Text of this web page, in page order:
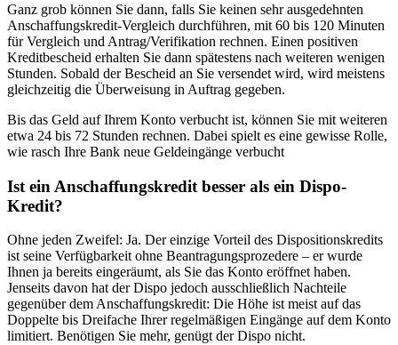
Ganz grob können Sie dann, falls Sie keinen sehr ausgedehnten
Anschaffungskredit-Vergleich durchführen, mit 60 bis 120 Minuten
für Vergleich und Antrag/Verifikation rechnen. Einen positiven
Kreditbescheid erhalten Sie dann spätestens nach weiteren wenigen
Stunden. Sobald der Bescheid an Sie versendet wird, wird meistens
gleichzeitig die Überweisung in Auftrag gegeben.
Bis das Geld auf Ihrem Konto verbucht ist, können Sie mit weiteren
etwa 24 bis 72 Stunden rechnen. Dabei spielt es eine gewisse Rolle,
wie rasch Ihre Bank neue Geldeingänge verbucht
Ist ein Anschaffungskredit besser als ein Dispo-
Kredit?
Ohne jeden Zweifel: Ja. Der einzige Vorteil des Dispositionskredits
ist seine Verfügbarkeit ohne Beantragungsprozedere – er wurde
Ihnen ja bereits eingeräumt, als Sie das Konto eröffnet haben.
Jenseits davon hat der Dispo jedoch ausschließlich Nachteile
gegenüber dem Anschaffungskredit: Die Höhe ist meist auf das
Doppelte bis Dreifache Ihrer regelmäßigen Eingänge auf dem Konto
limitiert. Benötigen Sie mehr, genügt der Dispo nicht.